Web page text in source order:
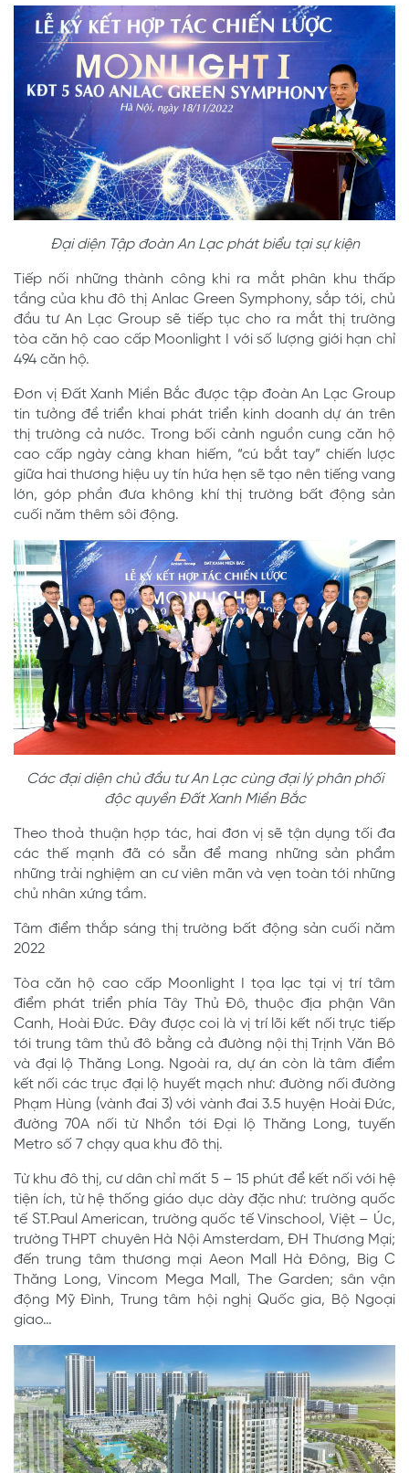
Đại diện Tập đoàn An Lạc phát biểu tại sự kiện
Tiếp nối những thành công khi ra mắt phân khu thấp
tầng của khu đô thị Anlac Green Symphony, sắp tới, chủ
đầu tư An Lạc Group sẽ tiếp tục cho ra mắt thị trường
tòa căn hộ cao cấp Moonlight I với số lượng giới hạn chỉ
494 căn hộ.
Đơn vị Đất Xanh Miền Bắc được tập đoàn An Lạc Group
tin tưởng đề triển khai phát triển kinh doanh dự án trên
thị trường cả nước. Trong bối cảnh nguồn cung căn hộ
cao cấp ngày càng khan hiếm, “cú bắt tay” chiến lược
giữa hai thương hiệu uy tín hứa hẹn sẽ tạo nên tiếng vang
lớn, góp phần đưa không khí thị trường bất động sản
cuối năm thêm sôi động.
Các đại diện chủ đầu tư An Lạc cùng đại lý phân phối
độc quyền Đất Xanh Miền Bắc
Theo thoả thuận hợp tác, hai đơn vị sẽ tận dụng tối đa
các thế mạnh đã có sẵn để mang những sản phẩm
những trải nghiệm an cư viên mãn và vẹn toàn tới những
chủ nhân xứng tầm.
Tâm điểm thắp sáng thị trường bất động sản cuối năm
2022
Tòa căn hộ cao cấp Moonlight I tọa lạc tại vị trí tâm
điểm phát triển phía Tây Thủ Đô, thuộc địa phận Vân
Canh, Hoài Đức. Đây được coi là vị trí lõi kết nối trực tiếp
tới trung tâm thủ đô bằng cả đường nội thị Trịnh Văn Bô
và đại lộ Thăng Long. Ngoài ra, dự án còn là tâm điểm
kết nối các trục đại lộ huyết mạch như: đường nối đường
Phạm Hùng (vành đai 3) với vành đai 3.5 huyện Hoài Đức,
đường 70A nối từ Nhổn tới Đại lộ Thăng Long, tuyến
Metro số 7 chạy qua khu đô thị.
Từ khu đô thị, cư dân chỉ mất 5 – 15 phút để kết nối với hệ
tiện ích, từ hệ thống giáo dục dày đặc như: trường quốc
tế ST.Paul American, trường quốc tế Vinschool, Việt – Úc,
trường THPT chuyên Hà Nội Amsterdam, ĐH Thương Mại;
đến trung tâm thương mại Aeon Mall Hà Đông, Big C
Thăng Long, Vincom Mega Mall, The Garden; sân vận
động Mỹ Đình, Trung tâm hội nghị Quốc gia, Bộ Ngoại
giao…